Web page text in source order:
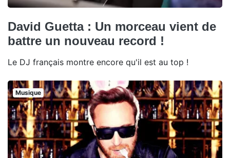
David Guetta : Un morceau vient de
battre un nouveau record !
Le DJ français montre encore qu'il est au top !
Musique